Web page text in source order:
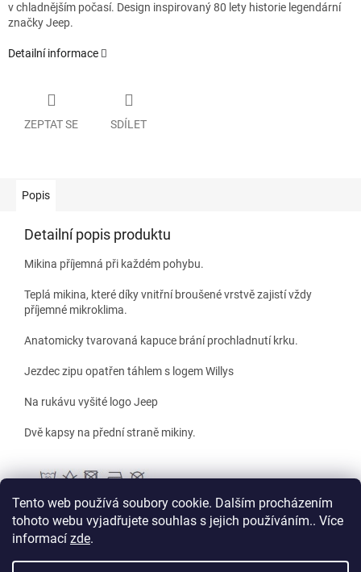
Tento web používá soubory cookie. Dalším procházením
tohoto webu vyjadřujete souhlas s jejich používáním.. Více
informací zde.
v chladnějším počasí. Design inspirovaný 80 lety historie legendární
značky Jeep.
Detailní informace
ZEPTAT SE SDÍLET
Popis
Detailní popis produktu
Mikina příjemná při každém pohybu.
Teplá mikina, které díky vnitřní broušené vrstvě zajistí vždy
příjemné mikroklima.
Anatomicky tvarovaná kapuce brání prochladnutí krku.
Jezdec zipu opatřen táhlem s logem Willys
Na rukávu vyšité logo Jeep
Dvě kapsy na přední straně mikiny.